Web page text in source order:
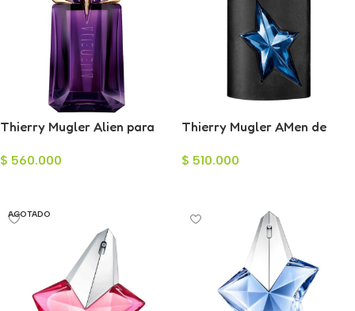
Thierry Mugler Alien para
$ 560.000
Thierry Mugler AMen de
$ 510.000
AGOTADO